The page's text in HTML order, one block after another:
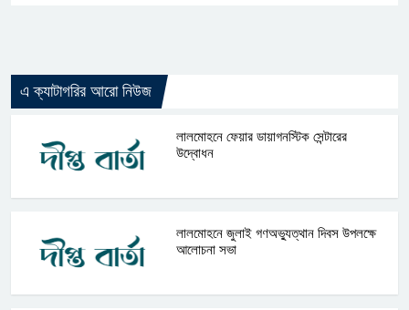
এ ক্যাটাগরির আরো নিউজ
লালমোহনে ফেয়ার ডায়াগনস্টিক সেন্টারের
উদ্বোধন
লালমোহনে জুলাই গণঅভ্যুত্থান দিবস উপলক্ষে
আলোচনা সভা